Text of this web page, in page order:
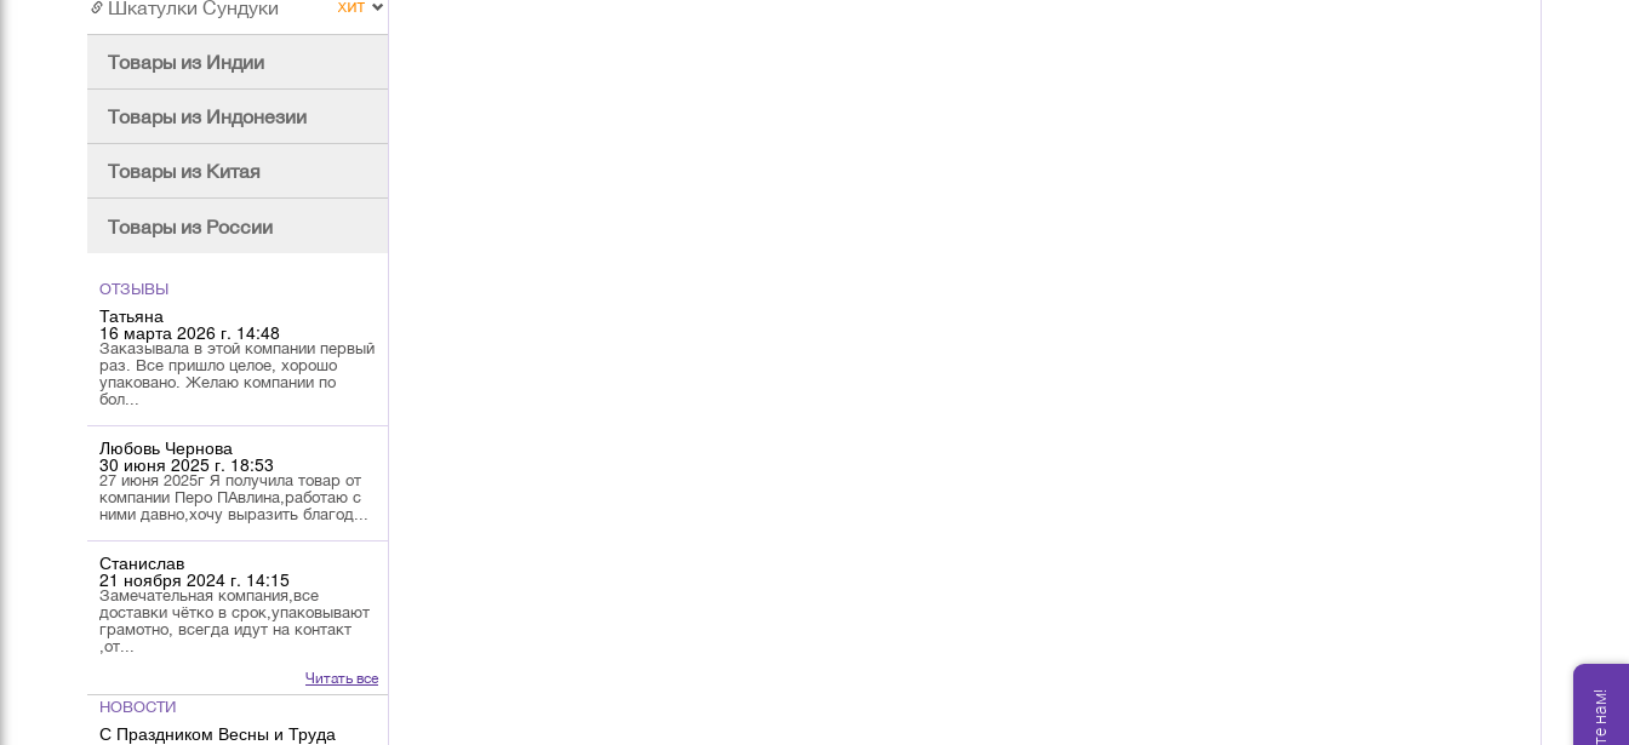
Шкатулки Сундуки
Товары из Индии
Товары из Индонезии
Товары из Китая
Товары из России
ОТЗЫВЫ
Татьяна
16 марта 2026 г. 14:48
Заказывала в этой компании первый
раз. Все пришло целое, хорошо
упаковано. Желаю компании по
бол...
Любовь Чернова
30 июня 2025 г. 18:53
27 июня 2025г Я получила товар от
компании Перо ПАвлина,работаю с
ними давно,хочу выразить благод...
Станислав
21 ноября 2024 г. 14:15
Замечательная компания,все
доставки чётко в срок,упаковывают
грамотно, всегда идут на контакт
,от...
Читать все
НОВОСТИ
С Праздником Весны и Труда